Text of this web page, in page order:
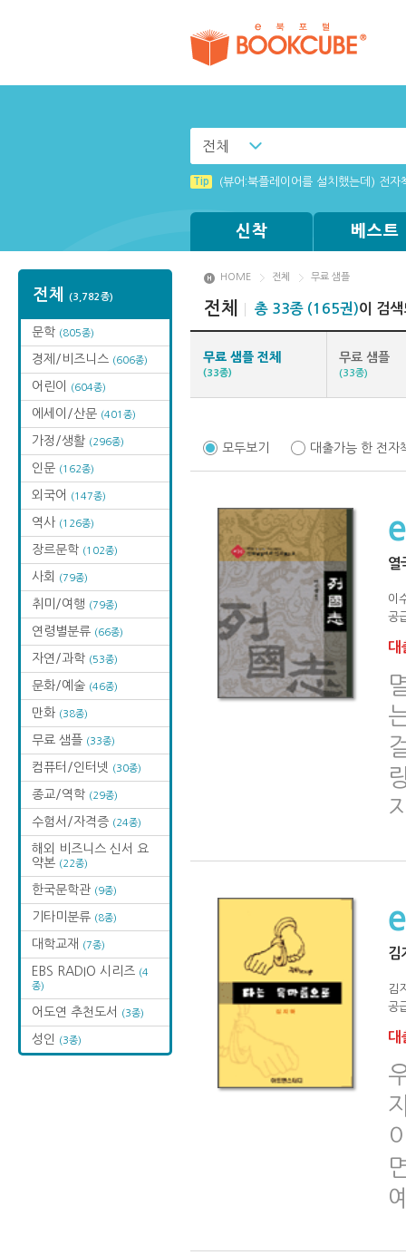
전체
Tip (뷰어:북플레이어를 설치했는데) 전자
신착 베스트
전체 (3,782종)
문학 (805종)
경제/비즈니스 (606종)
어린이 (604종)
에세이/산문 (401종)
가정/생활 (296종)
인문 (162종)
외국어 (147종)
역사 (126종)
장르문학 (102종)
사회 (79종)
취미/여행 (79종)
연령별분류 (66종)
자연/과학 (53종)
문화/예술 (46종)
만화 (38종)
무료 샘플 (33종)
컴퓨터/인터넷 (30종)
종교/역학 (29종)
수험서/자격증 (24종)
해외 비즈니스 신서 요
약본 (22종)
한국문학관 (9종)
기타미분류 (8종)
대학교재 (7종)
EBS RADIO 시리즈 (4
종)
어도연 추천도서 (3종)
성인 (3종)
HOME 전체 무료 샘플
전체 총 33종 (165권)이 검
무료 샘플 전체
(33종)
무료 샘플
(33종)
모두보기 대출가능 한 전자
열
이
공
대
김
김
공
대